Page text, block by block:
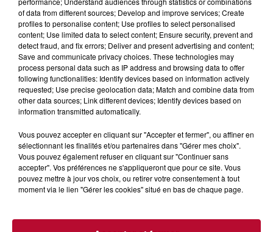
20 décembre 2021 - 58 min 21 sec
JEAN PASCAL LACOSTE L'INTERVIEW
SANS LANGUE DE BOIS
La première émission de la Star Academy vient de
fêter ses 20 ans. A cette occasion, TF1 a organisé trois
candidats. Jean Pascal Lacoste, l'un des candidats
emblématiques de la saison 1 nous a fait le plaisir de
nous recevoir chez lui à Saint-Jean-de-Luz sur la côte
Basque pour une interview exclusive et sans langue de
bois. Dans cette interview il revient sur la Star'ac mais
of data from different sources; Develop and improve services; Create
profiles to personalise content; Use profiles to select personalised
content; Use limited data to select content; Ensure security, prevent and
detect fraud, and fix errors; Deliver and present advertising and content;
Save and communicate privacy choices. These technologies may
process personal data such as IP address and browsing data to offer
following functionalities: Identify devices based on information actively
requested; Use precise geolocation data; Match and combine data from
other data sources; Link different devices; Identify devices based on
information transmitted automatically.
Vous pouvez accepter en cliquant sur "Accepter et fermer", ou affiner en
sélectionnant les finalités et/ou partenaires dans "Gérer mes choix".
Vous pouvez également refuser en cliquant sur "Continuer sans
accepter". Vos préférences ne s'appliqueront que pour ce site. Vous
pouvez mettre à jour vos choix, ou retirer votre consentement à tout
moment via le lien "Gérer les cookies" situé en bas de chaque page.